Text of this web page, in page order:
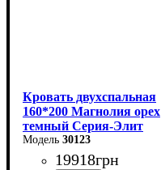
Кровать двухспальная
160*200 Магнолия орех
темный Серия-Элит
30123
19918грн